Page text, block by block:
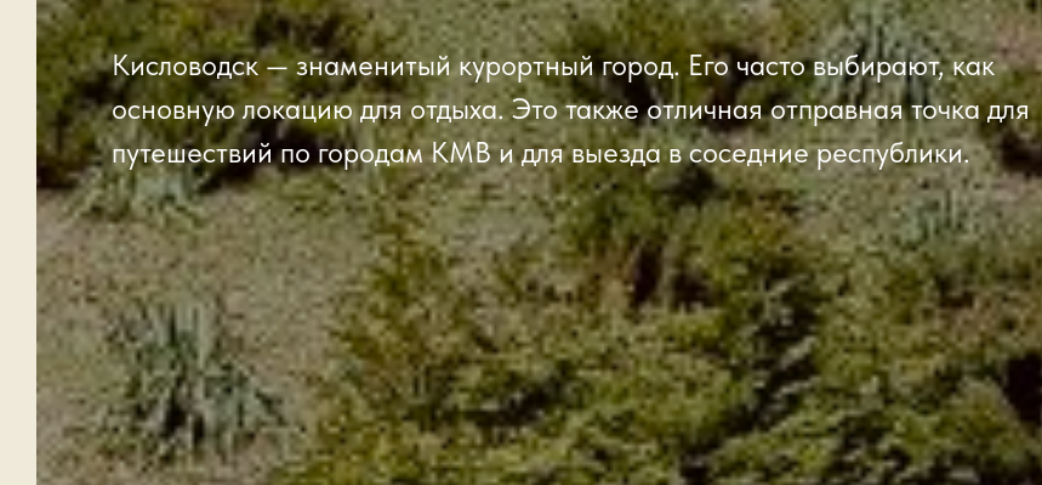
Кисловодск — знаменитый курортный город. Его часто выбирают, как
основную локацию для отдыха. Это также отличная отправная точка для
путешествий по городам КМВ и для выезда в соседние республики.